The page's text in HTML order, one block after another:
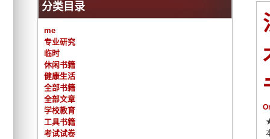
分类目录
me
专业研究
临时
休闲书籍
健康生活
全部书籍
全部文章
学校教育
工具书籍
考试试卷